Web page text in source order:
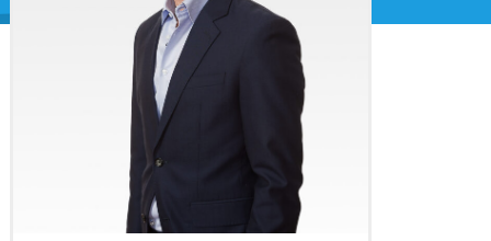
Asiel en migratie
Digitaal
Sport